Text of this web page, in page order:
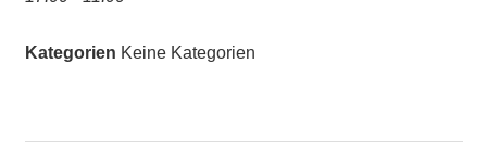
Kategorien Keine Kategorien